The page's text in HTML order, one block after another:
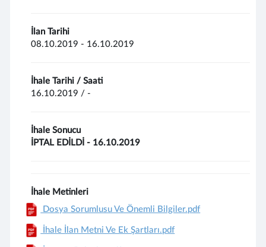
İlan Tarihi
08.10.2019 - 16.10.2019
İhale Tarihi / Saati
16.10.2019 / -
İhale Sonucu
İPTAL EDİLDİ - 16.10.2019
İhale Metinleri
Dosya Sorumlusu Ve Önemli Bilgiler.pdf
İhale İlan Metni Ve Ek Şartları.pdf